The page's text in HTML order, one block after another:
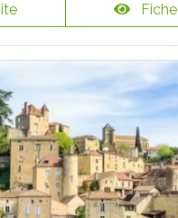
Fiche